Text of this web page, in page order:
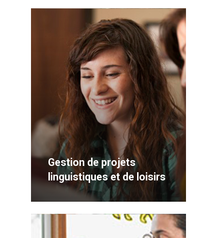
Gestion de projets
linguistiques et de loisirs